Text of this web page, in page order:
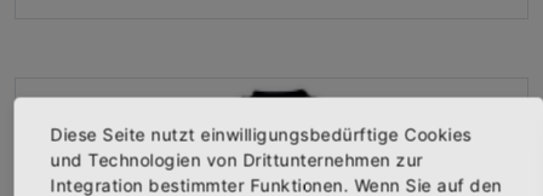
Diese Seite nutzt einwilligungsbedürftige Cookies
und Technologien von Drittunternehmen zur
Integration bestimmter Funktionen. Wenn Sie auf den